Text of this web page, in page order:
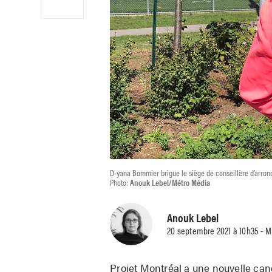
D-yana Bommier brigue le siège de conseillère
Photo:Anouk Lebel/Métro Média
Anouk Lebel
20 septembre 2021 à 10h35 -
Projet Montréal a une nouvelle